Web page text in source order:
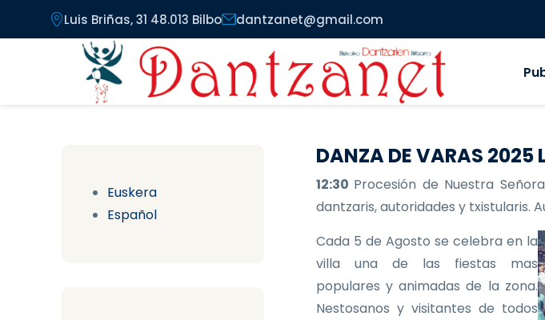
Pasar al contenido principal
Luis Briñas, 31 48.013 Bilbo dantzanet@gmail.com
Euskera
Español
DANZA DE VARAS 2025
12:30 Procesión de Nuestra
dantzaris, autoridades y txistularis.
Cada 5 de Agosto se celebra en la
villa una de las fiestas mas
populares y animadas de la zona.
Nestosanos y visitantes de todos